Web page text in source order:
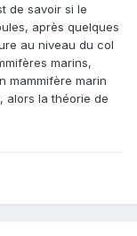
de savoir si le
après quelques
au niveau du col
marins,
mammifère marin
alors la théorie de